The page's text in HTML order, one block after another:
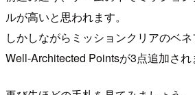
ルが高いと思われます。
しかしながらミッションクリアのベネ
Well-Architected Pointsが3点追加され